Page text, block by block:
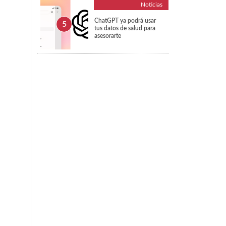
Noticias
ChatGPT ya podrá usar
tus datos de salud para
asesorarte